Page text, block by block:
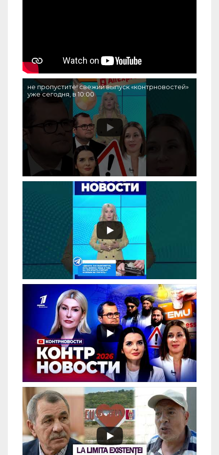
не пропустите! свежий выпуск «контрновостей»
уже сегодня, в 10:00